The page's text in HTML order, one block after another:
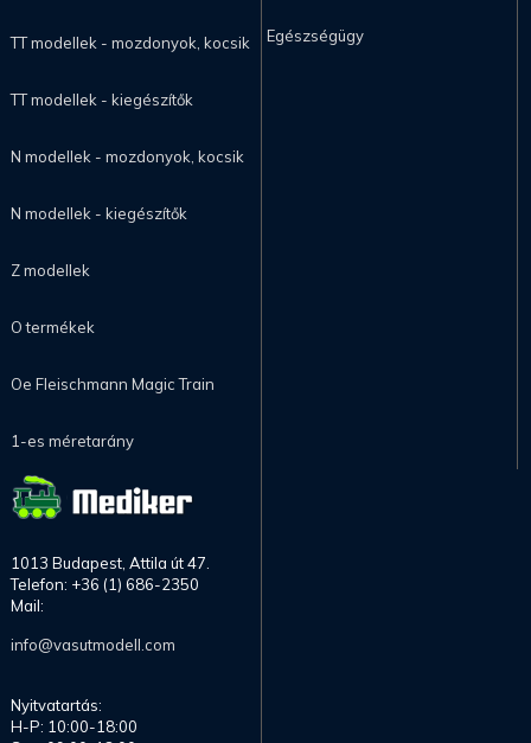
TT modellek - mozdonyok, kocsik
TT modellek - kiegészítők
N modellek - mozdonyok, kocsik
N modellek - kiegészítők
Z modellek
O termékek
Oe Fleischmann Magic Train
1-es méretarány
Egészségügy
1013 Budapest, Attila út 47.
Telefon: +36 (1) 686-2350
Mail:
info@vasutmodell.com
Nyitvatartás:
H-P: 10:00-18:00